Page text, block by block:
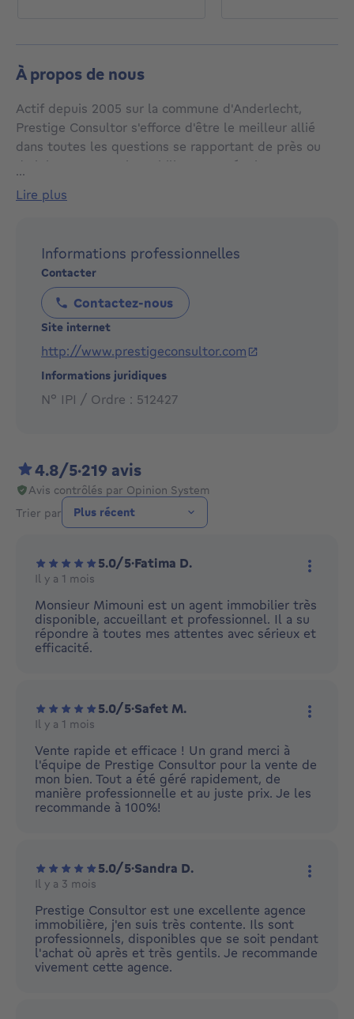
À propos de nous
Actif depuis 2005 sur la commune d'Anderlecht,
Prestige Consultor s'efforce d'être le meilleur allié
dans toutes les questions se rapportant de près ou
de loin au secteur immobilier. Notre équipe,
est à votre disposition pour toute question. Prestige
lors de toute transaction immobilière que vous
voudriez entreprendre.
C'est avec grand plaisir que Prestige Consultor vous
accompagnera afin que votre rêve devienne une
réalité! Vous désirez VENDRE, ACHETER ou LOUER
votre maison ou appartement à Bruxelles, en Flandre
ou en Wallonie? N'hésitez pas et prenez contact avec
notre agence à Anderlecht.
...
lire plus
Informations professionnelles
Contacter
Contactez-nous
Site internet
http://www.prestigeconsultor.com
Informations juridiques
N° IPI / Ordre : 512427
4.8/5·219 avis
Avis contrôlés par Opinion System
Trier par
5.0/5·Fatima D.
Il y a 1 mois
Monsieur Mimouni est un agent immobilier très
disponible, accueillant et professionnel. Il a su
répondre à toutes mes attentes avec sérieux et
efficacité.
5.0/5·Safet M.
Il y a 1 mois
Vente rapide et efficace ! Un grand merci à
l'équipe de Prestige Consultor pour la vente de
mon bien. Tout a été géré rapidement, de
manière professionnelle et au juste prix. Je les
recommande à 100%!
5.0/5·Sandra D.
Il y a 3 mois
Prestige Consultor est une excellente agence
immobilière, j'en suis très contente. Ils sont
professionnels, disponibles que se soit pendant
l'achat où après et très gentils. Je recommande
vivement cette agence.